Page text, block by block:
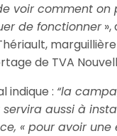
voir comment on
de fonctionner»,
de TVA
indique : “la
aussi à
« pour avoir une